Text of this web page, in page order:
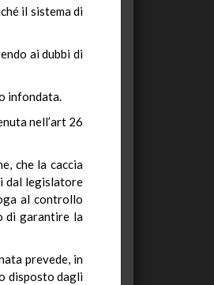
il sistema di
ai dubbi di
infondata.
nell’art 26
che la caccia
dal legislatore
al controllo
di garantire la
prevede, in
disposto dagli